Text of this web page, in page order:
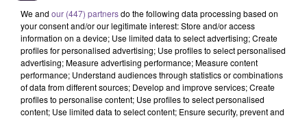
À Poitiers, une structure médicale recherche un technicien
administratif (H/F). Vos missions : traiter les flux de frais de
We and our (447) partnersdo the following data processing based on
your consent and/or our legitimate interest: Store and/or access
information on a device; Use limited data to select advertising; Create
profiles for personalised advertising; Use profiles to select personalised
advertising; Measure advertising performance; Measure content
performance; Understand audiences through statistics or combinations
of data from different sources; Develop and improve services; Create
profiles to personalise content; Use profiles to select personalised
content; Use limited data to select content; Ensure security, prevent and